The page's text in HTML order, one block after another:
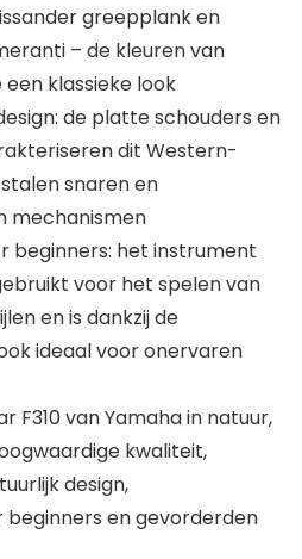
greepplank en
– de kleuren van
klassieke look
de platte schouders en
dit Western-
snaren en
mechanismen
beginners: het instrument
voor het spelen van
en is dankzij de
ideaal voor onervaren
F310 van Yamaha in natuur,
kwaliteit,
design,
en gevorderden